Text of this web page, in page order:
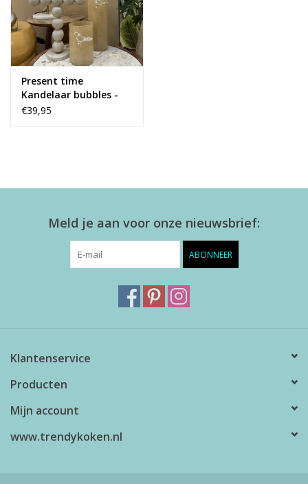
Kleuren
Present time
Kandelaar bubbles -
beige
€39,95
Meld je aan voor onze nieuwsbrief:
ABONNEER
Klantenservice
Producten
Mijn account
www.trendykoken.nl